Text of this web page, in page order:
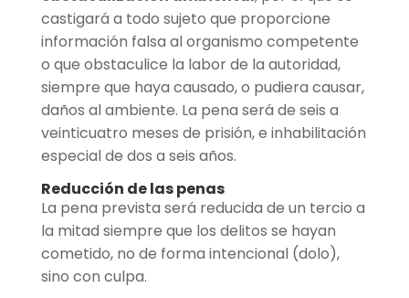
castigará a todo sujeto que proporcione
información falsa al organismo competente
o que obstaculice la labor de la autoridad,
siempre que haya causado, o pudiera causar,
daños al ambiente. La pena será de seis a
veinticuatro meses de prisión, e inhabilitación
especial de dos a seis años.
Reducción de las penas
La pena prevista será reducida de un tercio a
la mitad siempre que los delitos se hayan
cometido, no de forma intencional (dolo),
sino con culpa.